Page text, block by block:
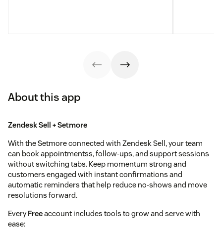
About this app
Zendesk Sell + Setmore
With the Setmore connected with Zendesk Sell, your team
can book appointmentss, follow-ups, and support sessions
without switching tabs. Keep momentum strong and
customers engaged with instant confirmations and
automatic reminders that help reduce no-shows and move
resolutions forward.
EveryFreeaccount includes tools to grow and serve with
ease: